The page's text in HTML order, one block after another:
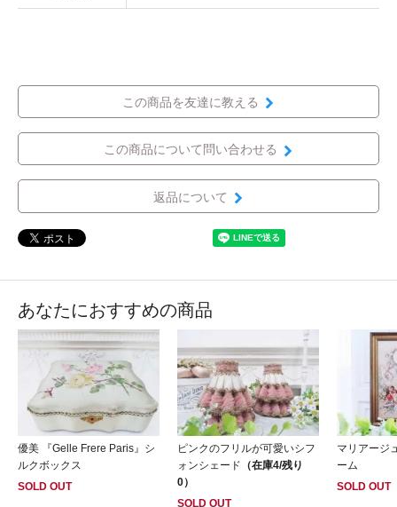
この商品を友達に教える
この商品について問い合わせる
返品について
あなたにおすすめの商品
優美 『Gelle Frere Paris』シ
ルクボックス
SOLD OUT
ピンクのフリルが可愛いシフ
ォンシェード （在庫4/残り
0）
SOLD OUT
マリアージ
ーム
SOLD OUT